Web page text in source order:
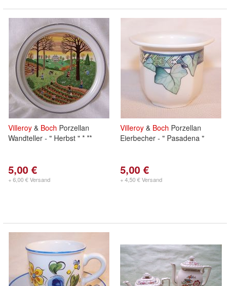
Villeroy & Boch Porzellan
Wandteller - " Herbst " * **
5,00 €
+ 6,00 € Versand
Villeroy & Boch Porzellan
Eierbecher - " Pasadena "
5,00 €
+ 4,50 € Versand